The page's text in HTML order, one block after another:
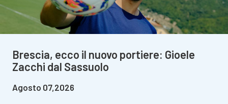
Brescia, ecco il nuovo portiere: Gioele
Zacchi dal Sassuolo
Agosto 07,2026